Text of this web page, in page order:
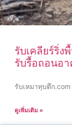
รับเคลียร์ริ่ง
รับรื้อถอนอ
รับเหมาทุบตึก
ดูเพิ่มเติม »